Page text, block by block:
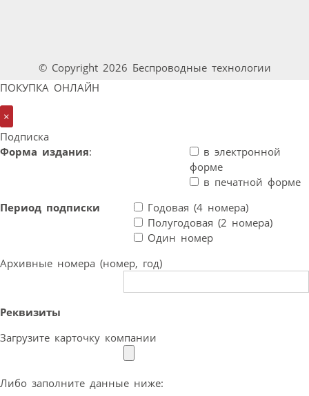
© Copyright 2026 Беспроводные технологии
ПОКУПКА ОНЛАЙН
×
Подписка
Форма издания:
в электронной
форме
в печатной форме
Период подписки
Годовая (4 номера)
Полугодовая (2 номера)
Один номер
Архивные номера (номер, год)
Реквизиты
Загрузите карточку компании
Либо заполните данные ниже: